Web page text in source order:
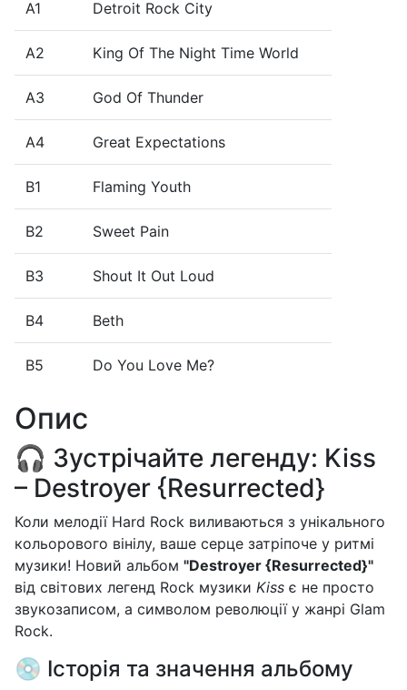
A1 Detroit Rock City
A2 King Of The Night Time World
A3 God Of Thunder
A4 Great Expectations
B1 Flaming Youth
B2 Sweet Pain
B3 Shout It Out Loud
B4 Beth
B5 Do You Love Me?
Опис
🎧 Зустрічайте легенду: Kiss
– Destroyer {Resurrected}
Коли мелодії Hard Rock виливаються з унікального
кольорового вінілу, ваше серце затріпоче у ритмі
музики! Новий альбом "Destroyer {Resurrected}"
від світових легенд Rock музики Kiss є не просто
звукозаписом, а символом революції у жанрі Glam
Rock.
💿 Історія та значення альбому